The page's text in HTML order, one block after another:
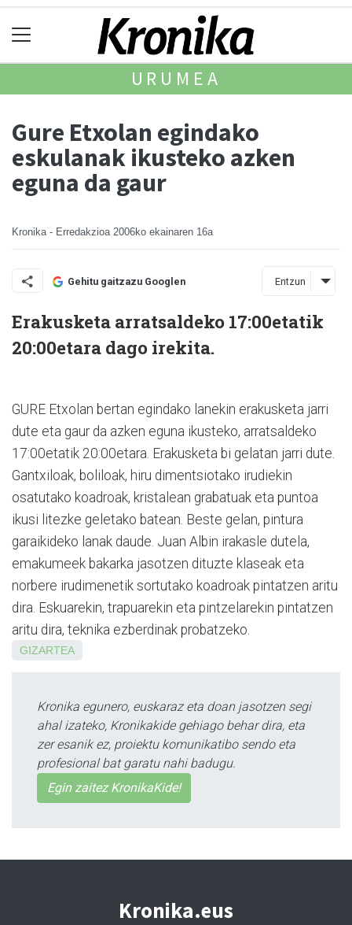
URUMEA
Gure Etxolan egindako
eskulanak ikusteko azken
eguna da gaur
Kronika - Erredakzioa 2006ko ekainaren 16a
Gehitu gaitzazu Googlen Entzun
Erakusketa arratsaldeko 17:00etatik
20:00etara dago irekita.
GURE Etxolan bertan egindako lanekin erakusketa jarri
dute eta gaur da azken eguna ikusteko, arratsaldeko
17:00etatik 20:00etara. Erakusketa bi gelatan jarri dute.
Gantxiloak, boliloak, hiru dimentsiotako irudiekin
osatutako koadroak, kristalean grabatuak eta puntoa
ikusi litezke geletako batean. Beste gelan, pintura
garaikideko lanak daude. Juan Albin irakasle dutela,
emakumeek bakarka jasotzen dituzte klaseak eta
norbere irudimenetik sortutako koadroak pintatzen aritu
dira. Eskuarekin, trapuarekin eta pintzelarekin pintatzen
aritu dira, teknika ezberdinak probatzeko.
GIZARTEA
Kronika egunero, euskaraz eta doan jasotzen segi
ahal izateko, Kronikakide gehiago behar dira, eta
zer esanik ez, proiektu komunikatibo sendo eta
profesional bat garatu nahi badugu.
Egin zaitez KronikaKide!
Kronika.eus